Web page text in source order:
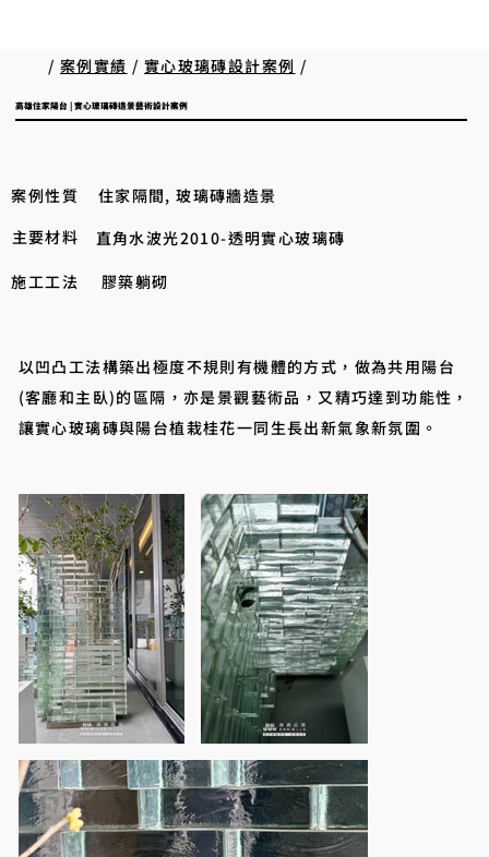
/案例實績 / 實心玻璃磚設計案例 /
以凹凸工法構築出極度不規則有機體的方式，做為共用陽台
(客廳和主臥)的區隔，亦是景觀藝術品，又精巧達到功能性，
讓實心玻璃磚與陽台植栽桂花一同生長出新氣象新氛圍。
案例性質
住家隔間, 玻璃磚牆造景
主要材料
直角水波光2010-透明實心玻璃磚
施工工法 膠築躺砌
高雄住家陽台 | 實心玻璃磚造景藝術設計案例